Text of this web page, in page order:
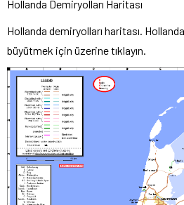
Hollanda Demiryolları Haritası
Hollanda demiryolları haritası.
büyütmek için üzerine tıklayın.